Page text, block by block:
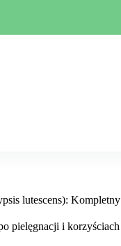
lutescens):
pielęgnacji i korzyściach